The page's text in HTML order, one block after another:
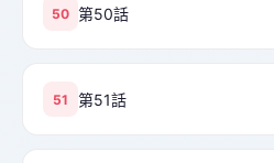
50 第50話
51 第51話